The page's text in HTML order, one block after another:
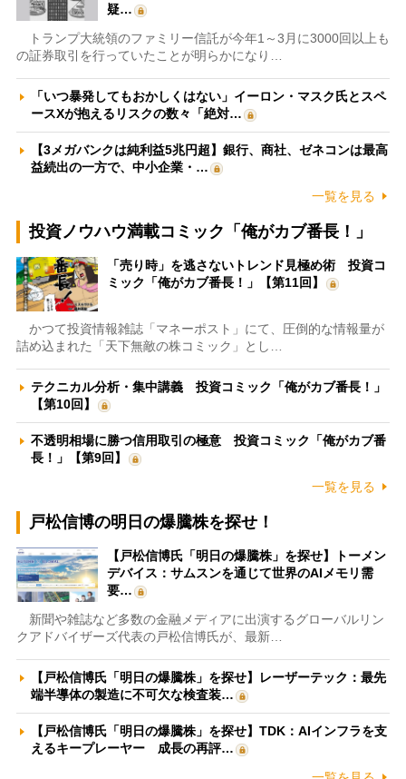
疑…
トランプ大統領のファミリー信託が今年1～3月に3000回以上も
の証券取引を行っていたことが明らかになり…
「いつ暴発してもおかしくはない」イーロン・マスク氏とスペ
ースXが抱えるリスクの数々「絶対…
【3メガバンクは純利益5兆円超】銀行、商社、ゼネコンは最高
益続出の一方で、中小企業・…
一覧を見る
投資ノウハウ満載コミック「俺がカブ番長！」
「売り時」を逃さないトレンド見極め術 投資コ
ミック「俺がカブ番長！」【第11回】
かつて投資情報雑誌「マネーポスト」にて、圧倒的な情報量が
詰め込まれた「天下無敵の株コミック」とし…
テクニカル分析・集中講義 投資コミック「俺がカブ番長！」
【第10回】
不透明相場に勝つ信用取引の極意 投資コミック「俺がカブ番
長！」【第9回】
一覧を見る
戸松信博の明日の爆騰株を探せ！
【戸松信博氏「明日の爆騰株」を探せ】トーメン
デバイス：サムスンを通じて世界のAIメモリ需
要…
新聞や雑誌など多数の金融メディアに出演するグローバルリン
クアドバイザーズ代表の戸松信博氏が、最新…
【戸松信博氏「明日の爆騰株」を探せ】レーザーテック：最先
端半導体の製造に不可欠な検査装…
【戸松信博氏「明日の爆騰株」を探せ】TDK：AIインフラを支
えるキープレーヤー 成長の再評…